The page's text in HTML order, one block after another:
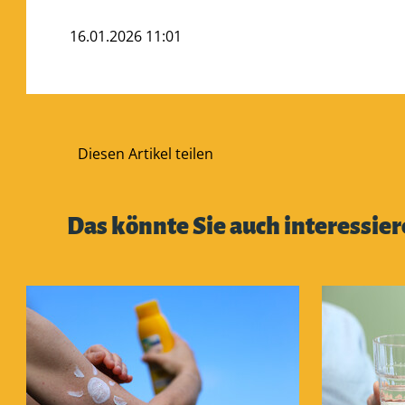
16.01.2026 11:01
Diesen Artikel teilen
Das könnte Sie auch